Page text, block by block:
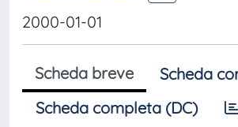
2000-01-01
Scheda breve
Scheda
Scheda completa (DC)